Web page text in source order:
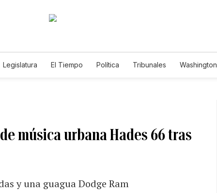
Legislatura El Tiempo Política Tribunales
música urbana Hades 66 tras
y una guagua Dodge Ram